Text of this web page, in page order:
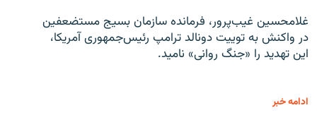
غلامحسین غیب‌پرور، فرمانده سازمان بسیج مستضعفین
در واکنش به توییت دونالد ترامپ رئیس‌جمهوری آمریکا،
این تهدید را «جنگ روانی» نامید.
ادامه خبر